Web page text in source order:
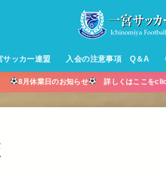
【小学生】
【小学生】
【中学生】
男子】
ス【中学生
年中・年
サッカー連盟 入会の注意事項 Q＆A
8月休業日のお知らせ 詳しくはここ